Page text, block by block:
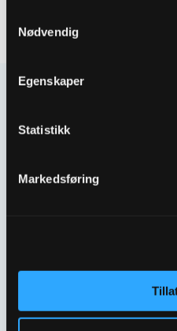
Nødvendig
Egenskaper
Statistikk
Markedsføring
Har spørsmål eller behov